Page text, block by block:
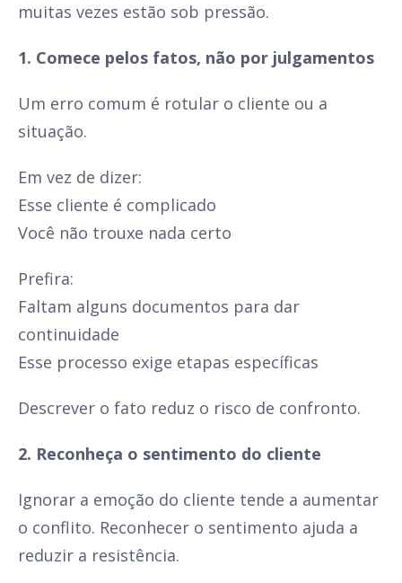
muitas vezes estão sob pressão.
1. Comece pelos fatos, não por julgamentos
Um erro comum é rotular o cliente ou a
situação.
Em vez de dizer:
Esse cliente é complicado
Você não trouxe nada certo
Prefira:
Faltam alguns documentos para dar
continuidade
Esse processo exige etapas específicas
Descrever o fato reduz o risco de confronto.
2. Reconheça o sentimento do cliente
Ignorar a emoção do cliente tende a aumentar
o conflito. Reconhecer o sentimento ajuda a
reduzir a resistência.